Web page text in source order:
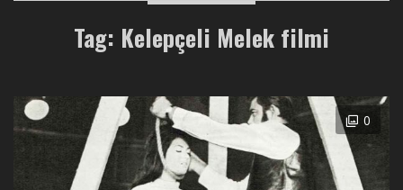
Tag: Kelepçeli Melek filmi
0